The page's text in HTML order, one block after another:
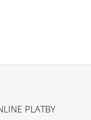
PLATBY